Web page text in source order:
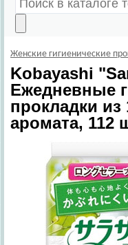
Женские гигиенические
Kobayashi
Ежедневные
прокладки из
аромата, 112